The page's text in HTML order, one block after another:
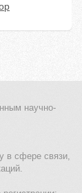
научно-
в сфере связи,